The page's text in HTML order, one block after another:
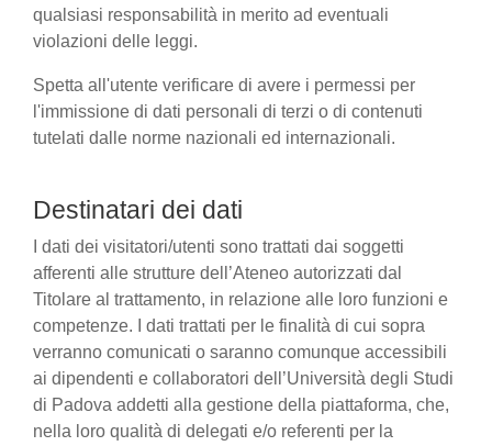
qualsiasi responsabilità in merito ad eventuali
violazioni delle leggi.
Spetta all'utente verificare di avere i permessi per
l'immissione di dati personali di terzi o di contenuti
tutelati dalle norme nazionali ed internazionali.
Destinatari dei dati
I dati dei visitatori/utenti sono trattati dai soggetti
afferenti alle strutture dell’Ateneo autorizzati dal
Titolare al trattamento, in relazione alle loro funzioni e
competenze. I dati trattati per le finalità di cui sopra
verranno comunicati o saranno comunque accessibili
ai dipendenti e collaboratori dell’Università degli Studi
di Padova addetti alla gestione della piattaforma, che,
nella loro qualità di delegati e/o referenti per la